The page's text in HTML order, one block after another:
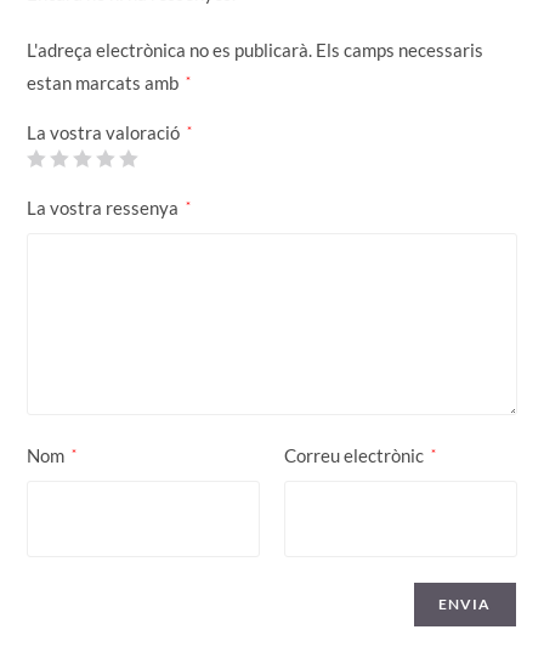
L'adreça electrònica no es publicarà. Els camps necessaris
estan marcats amb *
La vostra valoració *
La vostra ressenya *
Nom * Correu electrònic *